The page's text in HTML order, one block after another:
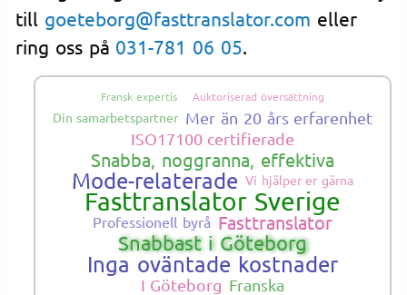
till goeteborg@fasttranslator.com eller
ring oss på 031-781 06 05.
Fransk expertis Auktoriserad översättning
Din samarbetspartner Mer än 20 års erfarenhet
ISO17100 certifierade
Snabba, noggranna, effektiva
Mode-relaterade Vi hjälper er gärna
Fasttranslator Sverige
Professionell byrå Fasttranslator
Snabbast i Göteborg
Inga oväntade kostnader
I Göteborg Franska